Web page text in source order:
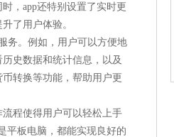
，app还特别设置了实时更
了用户体验。
务。例如，用户可以方便地
史数据和统计信息，以及
转换等功能，帮助用户更
程使得用户可以轻松上手
平板电脑，都能实现良好的